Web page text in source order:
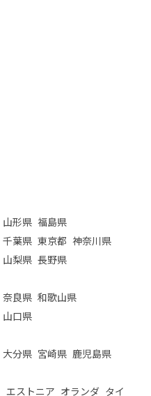
山形県 福島県
千葉県 東京都 神奈川県
山梨県 長野県
奈良県 和歌山県
山口県
大分県 宮崎県 鹿児島県
エストニア オランダ タイ